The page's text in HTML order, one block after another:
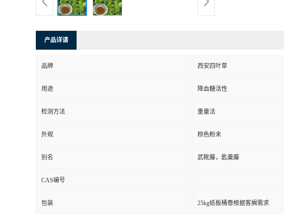
产品详请
品牌 西安四叶草
用途 降血糖活性
检测方法 重量法
外观 棕色粉末
别名 武靴藤，匙羹藤
CAS编号
包装 25kg纸板桶憃根据客搁需求